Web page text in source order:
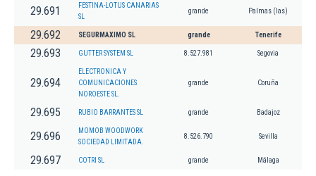
29.691
FESTINA-LOTUS CANARIAS
SL
grande Palmas (las)
29.692 SEGURMAXIMO SL grande Tenerife
29.693 GUTTER SYSTEM SL 8.527.981 Segovia
29.694
ELECTRONICA Y
COMUNICACIONES
NOROESTE SL.
grande Coruña
29.695 RUBIO BARRANTES SL grande Badajoz
29.696
MOMOB WOODWORK
SOCIEDAD LIMITADA.
8.526.790 Sevilla
29.697 COTRI SL grande Málaga